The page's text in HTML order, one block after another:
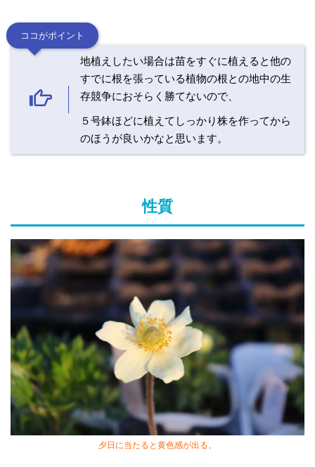
ココがポイント
地植えしたい場合は苗をすぐに植えると他の
すでに根を張っている植物の根との地中の生
存競争におそらく勝てないので、
５号鉢ほどに植えてしっかり株を作ってから
のほうが良いかなと思います。
性質
夕日に当たると黄色感が出る。